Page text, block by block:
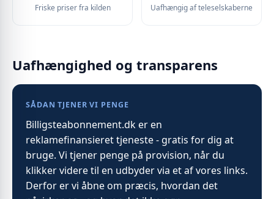
Friske priser fra kilden Uafhængig af teleselskaberne
Uafhængighed og transparens
SÅDAN TJENER VI PENGE
Billigsteabonnement.dk er en
reklamefinansieret tjeneste - gratis for dig at
bruge. Vi tjener penge på provision, når du
klikker videre til en udbyder via et af vores links.
Derfor er vi åbne om præcis, hvordan det